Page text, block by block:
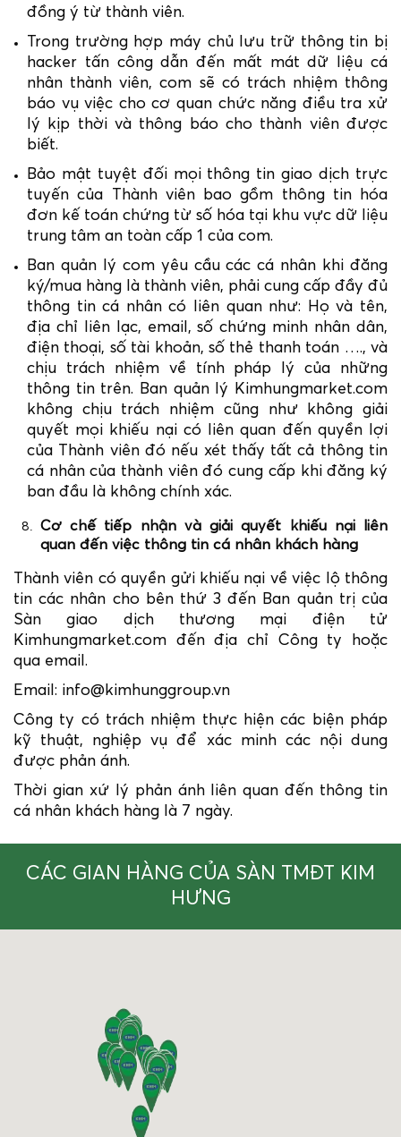
đồng ý từ thành viên.
Trong trường hợp máy chủ lưu trữ thông tin bị
hacker tấn công dẫn đến mất mát dữ liệu cá
nhân thành viên, com sẽ có trách nhiệm thông
báo vụ việc cho cơ quan chức năng điều tra xử
lý kịp thời và thông báo cho thành viên được
biết.
Bảo mật tuyệt đối mọi thông tin giao dịch trực
tuyến của Thành viên bao gồm thông tin hóa
đơn kế toán chứng từ số hóa tại khu vực dữ liệu
trung tâm an toàn cấp 1 của com.
Ban quản lý com yêu cầu các cá nhân khi đăng
ký/mua hàng là thành viên, phải cung cấp đầy đủ
thông tin cá nhân có liên quan như: Họ và tên,
địa chỉ liên lạc, email, số chứng minh nhân dân,
điện thoại, số tài khoản, số thẻ thanh toán …., và
chịu trách nhiệm về tính pháp lý của những
thông tin trên. Ban quản lý Kimhungmarket.com
không chịu trách nhiệm cũng như không giải
quyết mọi khiếu nại có liên quan đến quyền lợi
của Thành viên đó nếu xét thấy tất cả thông tin
cá nhân của thành viên đó cung cấp khi đăng ký
ban đầu là không chính xác.
Cơ chế tiếp nhận và giải quyết khiếu nại liên
quan đến việc thông tin cá nhân khách hàng
Thành viên có quyền gửi khiếu nại về việc lộ thông
tin các nhân cho bên thứ 3 đến Ban quản trị của
Sàn giao dịch thương mại điện tử
Kimhungmarket.com đến địa chỉ Công ty hoặc
qua email.
Email: info@kimhunggroup.vn
Công ty có trách nhiệm thực hiện các biện pháp
kỹ thuật, nghiệp vụ để xác minh các nội dung
được phản ánh.
Thời gian xứ lý phản ánh liên quan đến thông tin
cá nhân khách hàng là 7 ngày.
CÁC GIAN HÀNG CỦA SÀN TMĐT KIM
HƯNG